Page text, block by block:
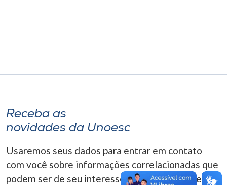
A+
Receba as
novidades da Unoesc
Usaremos seus dados para entrar em contato
com você sobre informações correlacionadas que
podem ser de seu interesse. Você pode cancelar o